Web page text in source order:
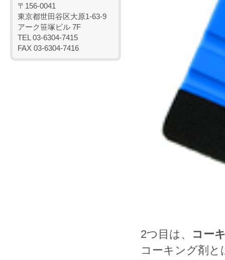
2つ目は、
コー
コーキング剤と
〒156-0041
東京都世田谷区大原1-63-9
アーク笹塚ビル 7F
TEL 03-6304-7415
FAX 03-6304-7416